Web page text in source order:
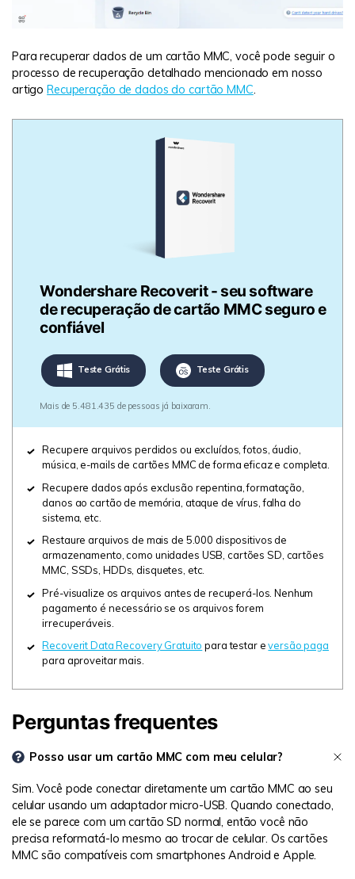
Para recuperar dados de um cartão MMC, você pode seguir o
processo de recuperação detalhado mencionado em nosso
artigoRecuperação de dados do cartão MMC.
Wondershare Recoverit - seu software
de recuperação de cartão MMC seguro e
confiável
Teste Grátis Teste Grátis
Mais de 5.481.435 de pessoas já baixaram.
Recupere arquivos perdidos ou excluídos, fotos, áudio,
música, e-mails de cartões MMC de forma eficaz e completa.
Recupere dados após exclusão repentina, formatação,
danos ao cartão de memória, ataque de vírus, falha do
sistema, etc.
Restaure arquivos de mais de 5.000 dispositivos de
armazenamento, como unidades USB, cartões SD, cartões
MMC, SSDs, HDDs, disquetes, etc.
Pré-visualize os arquivos antes de recuperá-los. Nenhum
pagamento é necessário se os arquivos forem
irrecuperáveis.
Recoverit Data Recovery Gratuito para testar eversão paga
para aproveitar mais.
Perguntas frequentes
Posso usar um cartão MMC com meu celular?
Sim. Você pode conectar diretamente um cartão MMC ao seu
celular usando um adaptador micro-USB. Quando conectado,
ele se parece com um cartão SD normal, então você não
precisa reformatá-lo mesmo ao trocar de celular. Os cartões
MMC são compatíveis com smartphones Android e Apple.